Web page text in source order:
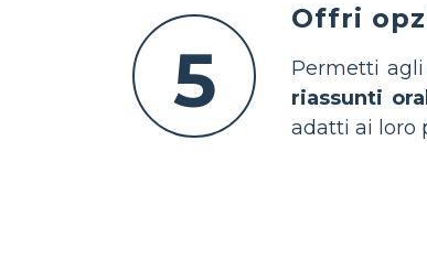
5
Offri
Permetti
riassunti
adatti ai loro